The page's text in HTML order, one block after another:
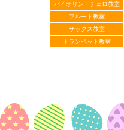
バイオリン・チェロ教室
フルート教室
サックス教室
トランペット教室